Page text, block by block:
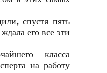
спустя пять
его все эти
класса
на работу